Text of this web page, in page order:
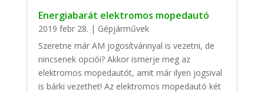
Energiabarát elektromos mopedautó
2019 febr 28. | Gépjárművek
Szeretne már AM jogosítvánnyal is vezetni, de
nincsenek opciói? Akkor ismerje meg az
elektromos mopedautót, amit már ilyen jogsival
is bárki vezethet! Az elektromos mopedautó két